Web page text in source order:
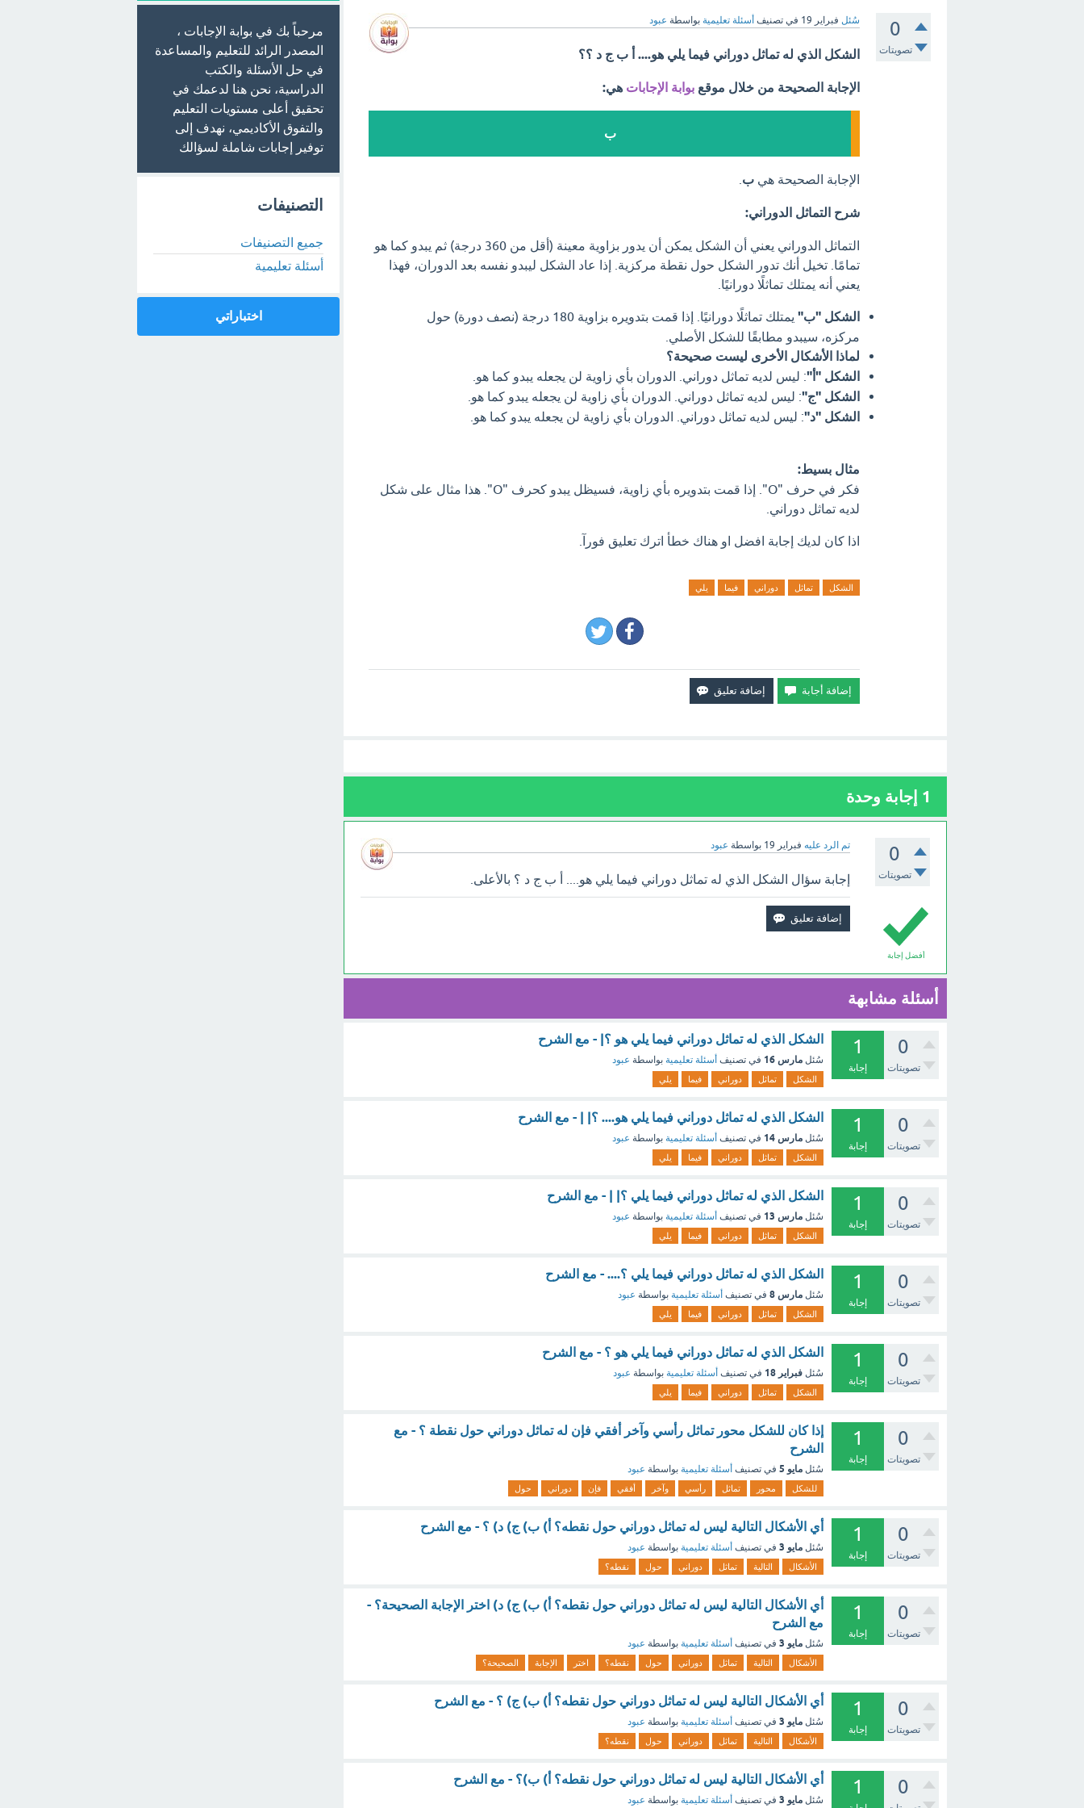
0
تصويتات
سُئل فبراير 19 في تصنيف أسئلة تعليمية بواسطة عبود
الشكل الذي له تماثل دوراني فيما يلي هو.... أ ب ج د ؟؟
الإجابة الصحيحة من خلال موقع بوابة الإجابات هي:
ب
الإجابة الصحيحة هي ب
شرح التماثل الدوراني:
التماثل الدوراني يعني أن الشكل يمكن أن يدور بزاوية معينة (أقل من 360 درجة) ثم يبدو كما هو
تمامًا. تخيل أنك تدور الشكل حول نقطة مركزية. إذا عاد الشكل ليبدو نفسه بعد الدوران، فهذا
يعني أنه يمتلك تماثلًا دورانيًا.
الشكل "ب"
يمتلك تماثلًا دورانيًا. إذا قمت بتدويره بزاوية 180 درجة (نصف دورة) حول
مركزه، سيبدو مطابقًا للشكل الأصلي.
لماذا الأشكال الأخرى ليست صحيحة؟
الشكل "أ": ليس لديه تماثل دوراني. الدوران بأي زاوية لن يجعله يبدو كما هو.
الشكل "ج": ليس لديه تماثل دوراني. الدوران بأي زاوية لن يجعله يبدو كما هو.
الشكل "د": ليس لديه تماثل دوراني. الدوران بأي زاوية لن يجعله يبدو كما هو.
مثال بسيط:
فكر في حرف "O". إذا قمت بتدويره بأي زاوية، فسيظل يبدو كحرف "O". هذا مثال على شكل
لديه تماثل دوراني.
اذا كان لديك إجابة افضل او هناك خطأ اترك تعليق فورآ.
الشكل تماثل دوراني فيما يلي
1 إجابة وحدة
0
تصويتات
تم الرد عليه فبراير 19 بواسطة عبود
أفضل إجابة
إجابة سؤال الشكل الذي له تماثل دوراني فيما يلي هو.... أ ب ج د ؟ بالأعلى.
أسئلة مشابهة
0
تصويتات
1
إجابة
الشكل الذي له تماثل دوراني فيما يلي هو ؟| - مع الشرح
سُئل مارس 16 في تصنيف أسئلة تعليمية بواسطة عبود
الشكل تماثل دوراني فيما يلي
0
تصويتات
1
إجابة
الشكل الذي له تماثل دوراني فيما يلي هو.... ؟| | - مع الشرح
سُئل مارس 14 في تصنيف أسئلة تعليمية بواسطة عبود
الشكل تماثل دوراني فيما يلي
0
تصويتات
1
إجابة
الشكل الذي له تماثل دوراني فيما يلي ؟| | - مع الشرح
سُئل مارس 13 في تصنيف أسئلة تعليمية بواسطة عبود
الشكل تماثل دوراني فيما يلي
0
تصويتات
1
إجابة
الشكل الذي له تماثل دوراني فيما يلي ؟.... - مع الشرح
سُئل مارس 8 في تصنيف أسئلة تعليمية بواسطة عبود
الشكل تماثل دوراني فيما يلي
0
تصويتات
1
إجابة
الشكل الذي له تماثل دوراني فيما يلي هو ؟ - مع الشرح
سُئل فبراير 18 في تصنيف أسئلة تعليمية بواسطة عبود
الشكل تماثل دوراني فيما يلي
0
تصويتات
1
إجابة
إذا كان للشكل محور تماثل رأسي وآخر أفقي فإن له تماثل دوراني حول نقطة ؟ - مع
الشرح
سُئل مايو 5 في تصنيف أسئلة تعليمية بواسطة عبود
للشكل محور تماثل رأسي وآخر أفقي فإن دوراني حول
0
تصويتات
1
إجابة
أي الأشكال التالية ليس له تماثل دوراني حول نقطه؟ أ) ب) ج) د) ؟ - مع الشرح
سُئل مايو 3 في تصنيف أسئلة تعليمية بواسطة عبود
الأشكال التالية تماثل دوراني حول نقطه؟
0
تصويتات
1
إجابة
أي الأشكال التالية ليس له تماثل دوراني حول نقطه؟ أ) ب) ج) د) اختر الإجابة الصحيحة؟ -
مع الشرح
سُئل مايو 3 في تصنيف أسئلة تعليمية بواسطة عبود
الأشكال التالية تماثل دوراني حول نقطه؟ اختر الإجابة الصحيحة؟
0
تصويتات
1
إجابة
أي الأشكال التالية ليس له تماثل دوراني حول نقطه؟ أ) ب) ج) ؟ - مع الشرح
سُئل مايو 3 في تصنيف أسئلة تعليمية بواسطة عبود
الأشكال التالية تماثل دوراني حول نقطه؟
0
1 أي الأشكال التالية ليس له تماثل دوراني حول نقطه؟ أ) ب)؟ - مع الشرح
سُئل مايو 3 في تصنيف أسئلة تعليمية بواسطة عبود
مرحباً بك في بوابة الإجابات ،
المصدر الرائد للتعليم والمساعدة
في حل الأسئلة والكتب
الدراسية، نحن هنا لدعمك في
تحقيق أعلى مستويات التعليم
والتفوق الأكاديمي، نهدف إلى
توفير إجابات شاملة لسؤالك
التصنيفات
جميع التصنيفات
أسئلة تعليمية
اختباراتي